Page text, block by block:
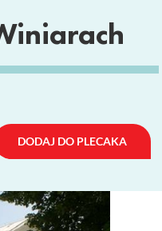
DODAJ DO PLECAKA